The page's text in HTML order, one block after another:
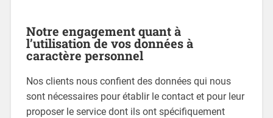
Notre engagement quant à
l’utilisation de vos données à
caractère personnel
Nos clients nous confient des données qui nous
sont nécessaires pour établir le contact et pour leur
proposer le service dont ils ont spécifiquement